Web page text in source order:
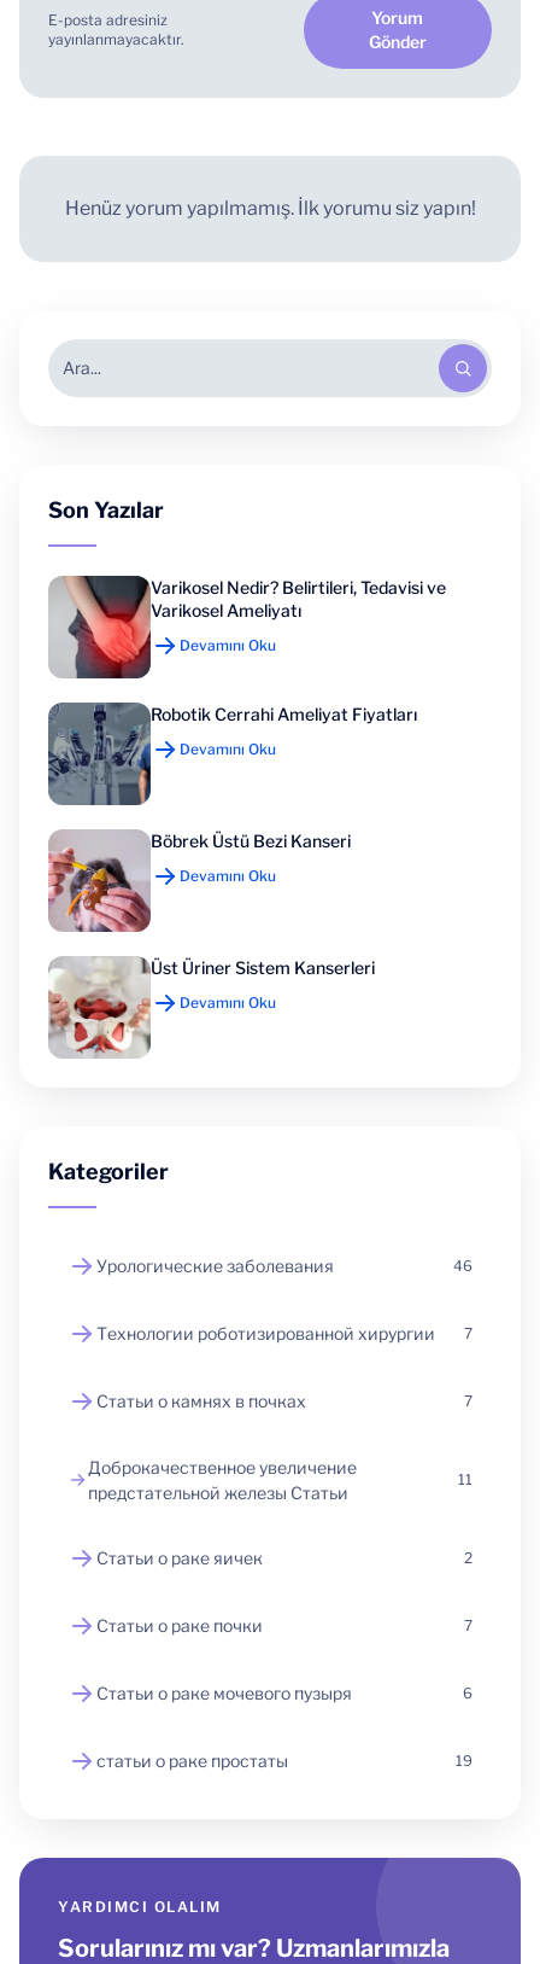
E-posta adresiniz
yayınlanmayacaktır.
Yorum
Gönder
Henüz yorum yapılmamış. İlk yorumu siz yapın!
Son Yazılar
Varikosel Nedir? Belirtileri, Tedavisi ve
Varikosel Ameliyatı
Devamını Oku
Robotik Cerrahi Ameliyat Fiyatları
Devamını Oku
Böbrek Üstü Bezi Kanseri
Devamını Oku
Üst Üriner Sistem Kanserleri
Devamını Oku
Kategoriler
Урологические заболевания 46
Технологии роботизированной хирургии 7
Статьи о камнях в почках 7
Доброкачественное увеличение
предстательной железы Статьи
11
Статьи о раке яичек 2
Статьи о раке почки 7
Статьи о раке мочевого пузыря 6
статьи о раке простаты 19
YARDIMCI OLALIM
Sorularınız mı var? Uzmanlarımızla